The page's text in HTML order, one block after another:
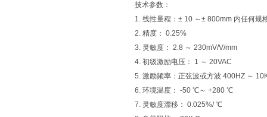
技术参数：
1. 线性量程：± 10 ～± 800mm 内任何规
2. 精度： 0.25%
3. 灵敏度： 2.8 ～ 230mV/V/mm
4. 初级激励电压： 1 ～ 20VAC
5. 激励频率：正弦波或方波 400HZ ～
6. 环境温度： -50 ℃～ +280 ℃
7. 灵敏度漂移： 0.025%/ ℃